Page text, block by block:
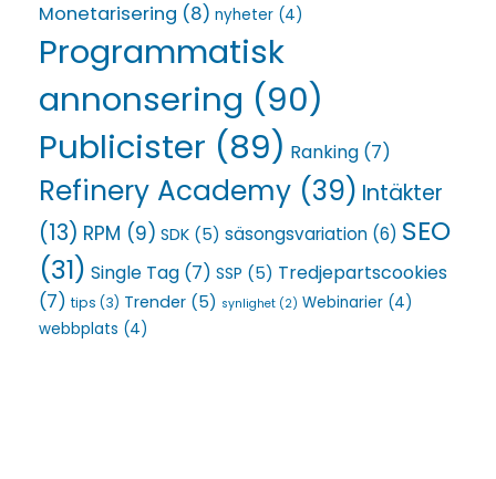
Monetarisering (8) nyheter (4)
Programmatisk
annonsering (90)
Publicister (89) Ranking (7)
Refinery Academy (39) Intäkter
(13) RPM (9) SDK (5) säsongsvariation (6) SEO
(31) Single Tag (7) SSP (5) Tredjepartscookies
(7) tips (3) Trender (5) synlighet (2) Webinarier (4)
webbplats (4)